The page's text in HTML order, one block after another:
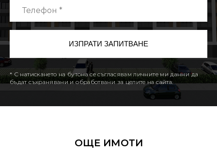
* С натискането на бутона се съгласявам личните ми данни да
бъдат съхранявани и обработвани за целите на сайта.
ОЩЕ ИМОТИ